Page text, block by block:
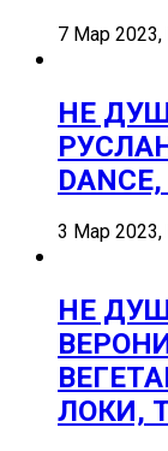
7 Мар 2023,
НЕ
3 Мар 2023,
НЕ
ЛОКИ,